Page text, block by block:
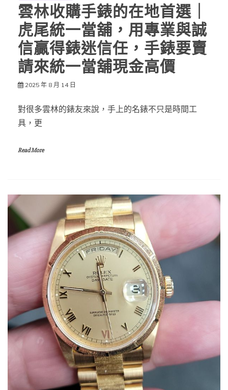
雲林收購手錶的在地首選｜
虎尾統一當舖，用專業與誠
信贏得錶迷信任，手錶要賣
請來統一當舖現金高價
2025 年 8 月 14 日
對很多雲林的錶友來說，手上的名錶不只是時間工
具，更
Read More